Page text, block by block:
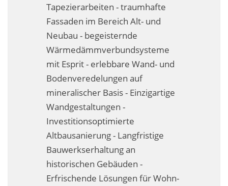
Kontakt
Navigation schließen
Tapezierarbeiten - traumhafte
Fassaden im Bereich Alt- und
Neubau - begeisternde
Wärmedämmverbundsysteme
mit Esprit - erlebbare Wand- und
Bodenveredelungen auf
mineralischer Basis - Einzigartige
Wandgestaltungen -
Investitionsoptimierte
Altbausanierung - Langfristige
Bauwerkserhaltung an
historischen Gebäuden -
Erfrischende Lösungen für Wohn-